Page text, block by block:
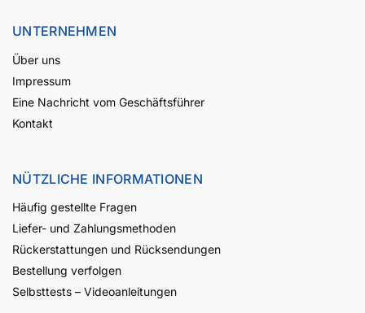
UNTERNEHMEN
Über uns
Impressum
Eine Nachricht vom Geschäftsführer
Kontakt
NÜTZLICHE INFORMATIONEN
Häufig gestellte Fragen
Liefer- und Zahlungsmethoden
Rückerstattungen und Rücksendungen
Bestellung verfolgen
Selbsttests – Videoanleitungen